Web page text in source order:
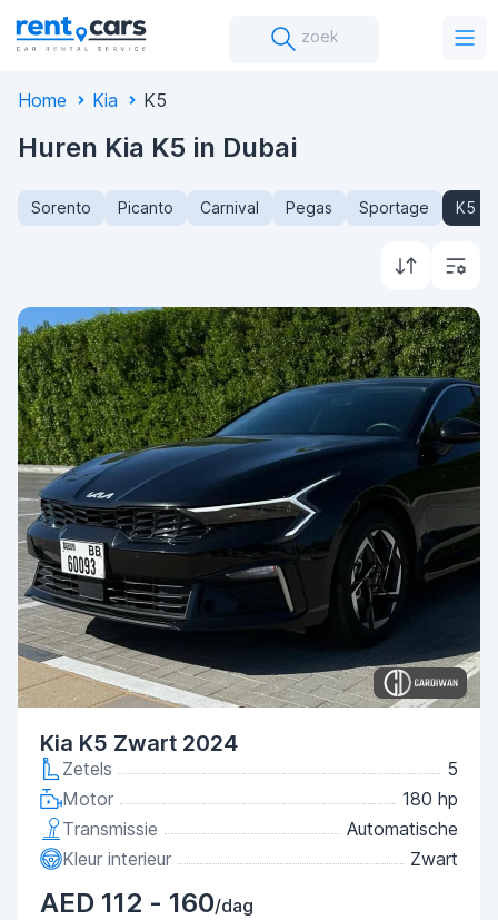
zoek
Home Kia K5
Huren Kia K5 in Dubai
Sorento Picanto Carnival Pegas Sportage K5
Kia K5 Zwart 2024
Zetels
5
Motor
180 hp
Transmissie
Automatische
Kleur interieur
Zwart
AED 112 - 160/dag